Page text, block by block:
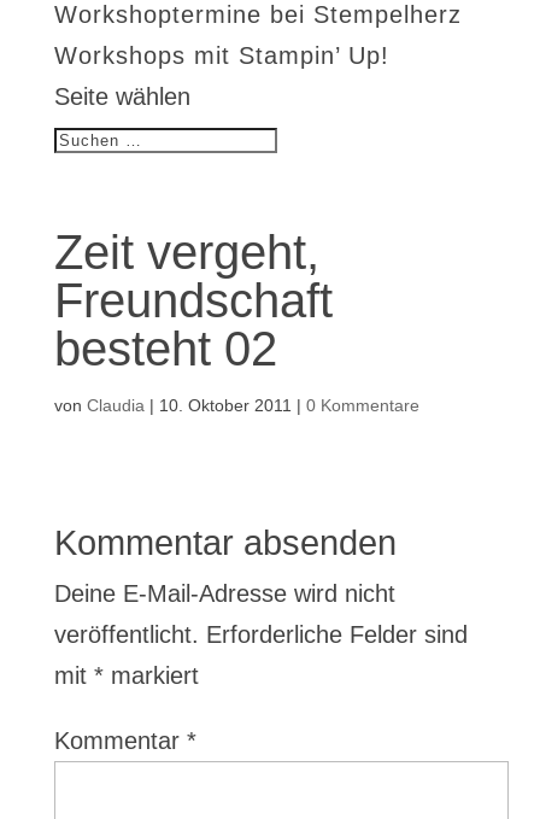
Workshoptermine bei Stempelherz
Workshops mit Stampin’ Up!
Seite wählen
Zeit vergeht,
Freundschaft
besteht 02
von Claudia | 10. Oktober 2011 | 0 Kommentare
Kommentar absenden
Deine E-Mail-Adresse wird nicht
veröffentlicht. Erforderliche Felder sind
mit *markiert
Kommentar *